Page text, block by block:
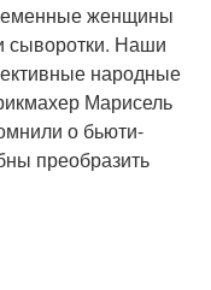
женщины
сыворотки. Наши
народные
Марисель
о бьюти-
преобразить